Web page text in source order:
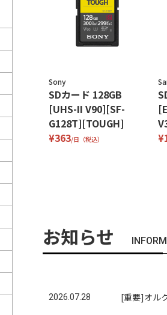
Sony
SDカード 128GB
[UHS-II V90][SF-
G128T][TOUGH]
¥363/日（税込）
お知らせ
2026.07.28 [重要]オル